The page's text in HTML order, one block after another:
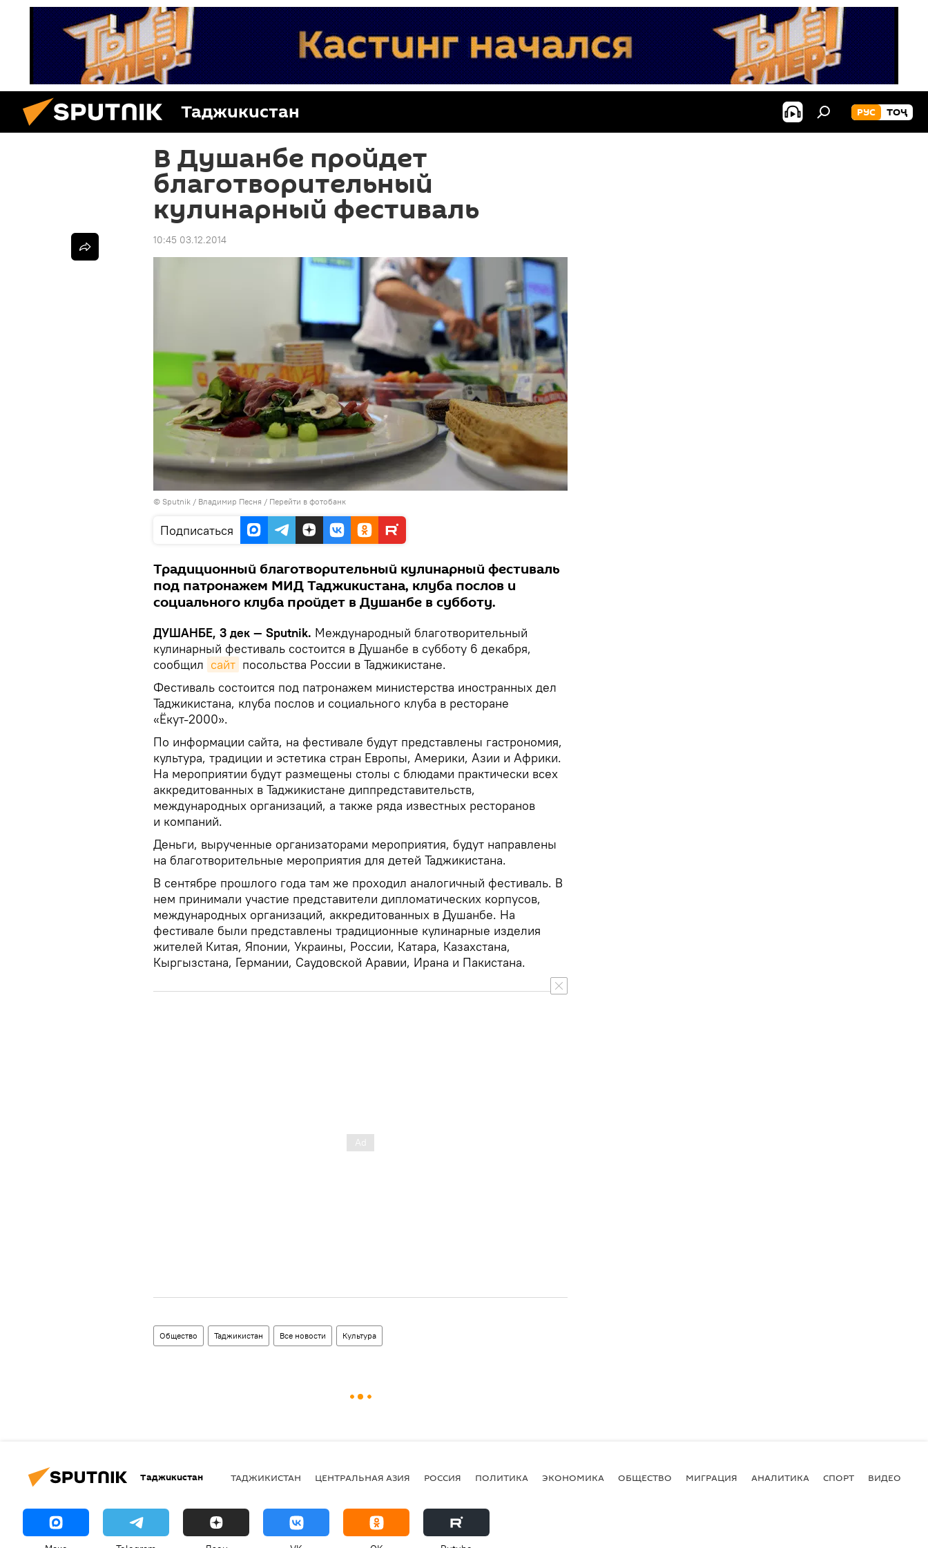
Таджикистан РУС ТОҶ
В Душанбе пройдет
благотворительный
кулинарный фестиваль
10:45 03.12.2014
© Sputnik / Владимир Песня / Перейти в фотобанк
Подписаться
Традиционный благотворительный кулинарный фестиваль
под патронажем МИД Таджикистана, клуба послов и
социального клуба пройдет в Душанбе в субботу.
ДУШАНБЕ, 3 дек — Sputnik. Международный благотворительный
кулинарный фестиваль состоится в Душанбе в субботу 6 декабря,
сообщил сайт посольства России в Таджикистане.
Фестиваль состоится под патронажем министерства иностранных дел
Таджикистана, клуба послов и социального клуба в ресторане
«Ёкут-2000».
По информации сайта, на фестивале будут представлены гастрономия,
культура, традиции и эстетика стран Европы, Америки, Азии и Африки.
На мероприятии будут размещены столы с блюдами практически всех
аккредитованных в Таджикистане диппредставительств,
международных организаций, а также ряда известных ресторанов
и компаний.
Деньги, вырученные организаторами мероприятия, будут направлены
на благотворительные мероприятия для детей Таджикистана.
В сентябре прошлого года там же проходил аналогичный фестиваль. В
нем принимали участие представители дипломатических корпусов,
международных организаций, аккредитованных в Душанбе. На
фестивале были представлены традиционные кулинарные изделия
жителей Китая, Японии, Украины, России, Катара, Казахстана,
Кыргызстана, Германии, Саудовской Аравии, Ирана и Пакистана.
Общество Таджикистан Все новости Культура
Таджикистан ТАДЖИКИСТАН ЦЕНТРАЛЬНАЯ АЗИЯ РОССИЯ ПОЛИТИКА ЭКОНОМИКА ОБЩЕСТВО МИГРАЦИЯ АНАЛИТИКА СПОРТ ВИДЕО